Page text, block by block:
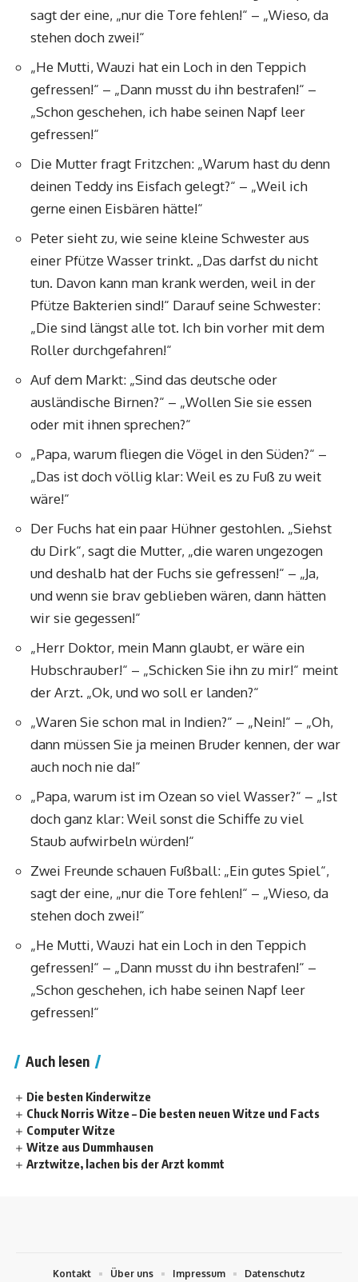
sagt der eine, „nur die Tore fehlen!“ – „Wieso, da
stehen doch zwei!“
„He Mutti, Wauzi hat ein Loch in den Teppich
gefressen!“ – „Dann musst du ihn bestrafen!“ –
„Schon geschehen, ich habe seinen Napf leer
gefressen!“
Die Mutter fragt Fritzchen: „Warum hast du denn
deinen Teddy ins Eisfach gelegt?“ – „Weil ich
gerne einen Eisbären hätte!“
Peter sieht zu, wie seine kleine Schwester aus
einer Pfütze Wasser trinkt. „Das darfst du nicht
tun. Davon kann man krank werden, weil in der
Pfütze Bakterien sind!“ Darauf seine Schwester:
„Die sind längst alle tot. Ich bin vorher mit dem
Roller durchgefahren!“
Auf dem Markt: „Sind das deutsche oder
ausländische Birnen?“ – „Wollen Sie sie essen
oder mit ihnen sprechen?“
„Papa, warum fliegen die Vögel in den Süden?“ –
„Das ist doch völlig klar: Weil es zu Fuß zu weit
wäre!“
Der Fuchs hat ein paar Hühner gestohlen. „Siehst
du Dirk“, sagt die Mutter, „die waren ungezogen
und deshalb hat der Fuchs sie gefressen!“ – „Ja,
und wenn sie brav geblieben wären, dann hätten
wir sie gegessen!“
„Herr Doktor, mein Mann glaubt, er wäre ein
Hubschrauber!“ – „Schicken Sie ihn zu mir!“ meint
der Arzt. „Ok, und wo soll er landen?“
„Waren Sie schon mal in Indien?“ – „Nein!“ – „Oh,
dann müssen Sie ja meinen Bruder kennen, der war
auch noch nie da!“
„Papa, warum ist im Ozean so viel Wasser?“ – „Ist
doch ganz klar: Weil sonst die Schiffe zu viel
Staub aufwirbeln würden!“
Zwei Freunde schauen Fußball: „Ein gutes Spiel“,
sagt der eine, „nur die Tore fehlen!“ – „Wieso, da
stehen doch zwei!“
„He Mutti, Wauzi hat ein Loch in den Teppich
gefressen!“ – „Dann musst du ihn bestrafen!“ –
„Schon geschehen, ich habe seinen Napf leer
gefressen!“
Auch lesen
Die besten Kinderwitze
Chuck Norris Witze – Die besten neuen Witze und Facts
Computer Witze
Witze aus Dummhausen
Arztwitze, lachen bis der Arzt kommt
Kontakt Über uns Impressum Datenschutz